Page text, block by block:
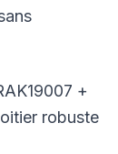
+
robuste